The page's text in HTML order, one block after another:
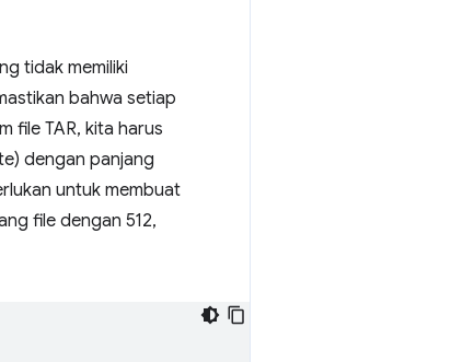
tidak memiliki
bahwa setiap
file TAR, kita harus
dengan panjang
untuk membuat
file dengan 512,